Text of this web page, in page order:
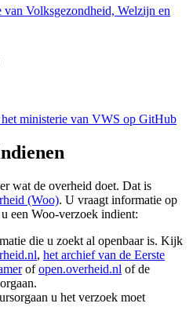
van Volksgezondheid, Welzijn en
ministerie van VWS op GitHub
wat de overheid doet. Dat is
(Woo). U vraagt informatie op
een Woo-verzoek indient:
die u zoekt al openbaar is. Kijk
, het archief van de Eerste
ofopen.overheid.nl of de
u het verzoek moet